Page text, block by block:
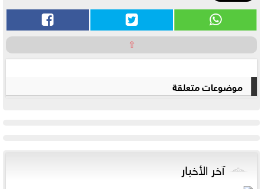
⇧
موضوعات متعلقة
آخر الأخبار